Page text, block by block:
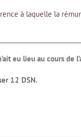
à laquelle la
eu lieu au cours de
12 DSN.